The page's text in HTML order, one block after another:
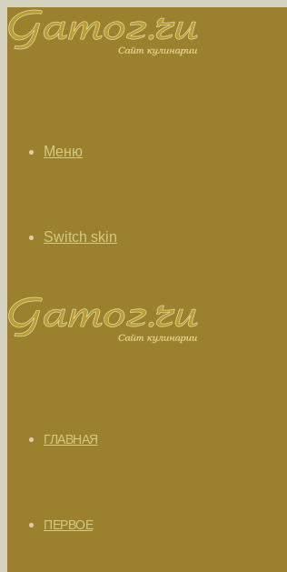
Меню
Switch skin
ГЛАВНАЯ
ПЕРВОЕ